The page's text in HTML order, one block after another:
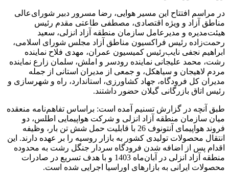
در مراسم افتتاح این مسیر هوایی، رضا مسرور دبیر شورای‌عالی
مناطق آزاد و ویژه اقتصادی، مصطفی طاعتی مقدم رئیس
هیئت‌مدیره و مدیرعامل سازمان منطقه آزاد انزلی، سعید
رحمت‌زاده رئیس فراکسیون مناطق آزاد مجلس شورای اسلامی،
ابراهیم نجفی نایب‌رئیس کمیسیون عمران، مهدی فلاح نماینده
رشت، محمد علیجانی نماینده رودسر و املش، سلمان زارع نماینده
مردم لاهیجان و سیاهکل، و جمعی از مدیران استانی از جمله
مدیران کل فرودگاه، جهاد کشاورزی، استاندارد، راه و شهرسازی و
رئیس اتاق بازرگانی گیلان حضور داشتند.
طبق آنچه در گزارش تسنیم آمده است: براساس تفاهم‌نامه منعقده
میان سازمان منطقه آزاد انزلی و شرکت هواپیمایی اطلس، دو
فروند هواپیمای آنتونوف 26 با قابلیت حمل شش تن بار، وظیفه
انتقال محصولات تولیدی کشور به بازار روسیه را بر عهده دارند. این
اقدام پس از اضافه شدن فرودگاه سردار جنگل رشت به محدوده
منطقه آزاد انزلی در آبان‌ماه 1403 و با هدف تسریع در صادرات
محصولات ایرانی به بازارهای اوراسیا اجرایی شده است.